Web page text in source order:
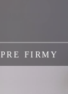
PRE FIRMY